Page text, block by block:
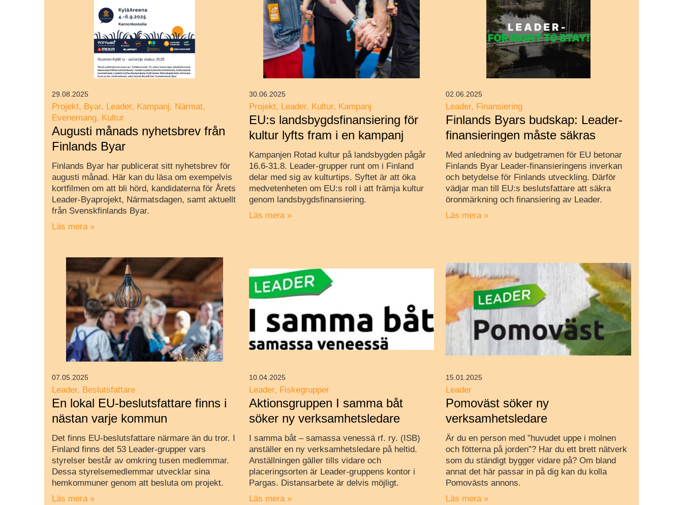
Projekt Byar Leader Kampanj
Närmat
Evenemang Kultur
Augusti månads nyhetsbrev från
Finlands Byar
Finlands Byar har publicerat sitt nyhetsbrev för
augusti månad. Här kan du läsa om exempelvis
kortfilmen om att bli hörd, kandidaterna för Årets
Leader-Byaprojekt, Närmatsdagen, samt aktuellt
från Svenskfinlands Byar.
Läs mera »
29.08.2025
Projekt Leader Kultur Kampanj
EU:s landsbygdsfinansiering för
kultur lyfts fram i en kampanj
Kampanjen Rotad kultur på landsbygden pågår
16.6-31.8. Leader-grupper runt om i Finland
delar med sig av kulturtips. Syftet är att öka
medvetenheten om EU:s roll i att främja kultur
genom landsbygdsfinansiering.
Läs mera »
30.06.2025
Leader Finansiering
Finlands Byars budskap: Leader-
finansieringen måste säkras
Med anledning av budgetramen för EU betonar
Finlands Byar Leader-finansieringens inverkan
och betydelse för Finlands utveckling. Därför
vädjar man till EU:s beslutsfattare att säkra
öronmärkning och finansiering av Leader.
Läs mera »
02.06.2025
Leader Beslutsfattare
En lokal EU-beslutsfattare finns i
nästan varje kommun
Det finns EU-beslutsfattare närmare än du tror. I
Finland finns det 53 Leader-grupper vars
styrelser består av omkring tusen medlemmar.
Dessa styrelsemedlemmar utvecklar sina
hemkommuner genom att besluta om projekt.
Läs mera »
07.05.2025
Leader Fiskegrupper
Aktionsgruppen I samma båt
söker ny verksamhetsledare
I samma båt – samassa venessä rf. ry. (ISB)
anställer en ny verksamhetsledare på heltid.
Anställningen gäller tills vidare och
placeringsorten är Leader-gruppens kontor i
Pargas. Distansarbete är delvis möjligt.
Läs mera »
10.04.2025
Leader
Pomoväst söker ny
verksamhetsledare
Är du en person med ”huvudet uppe i molnen
och fötterna på jorden”? Har du ett brett nätverk
som du ständigt bygger vidare på? Om bland
annat det här passar in på dig kan du kolla
Pomovästs annons.
Läs mera »
15.01.2025